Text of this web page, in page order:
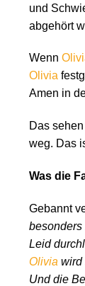
und
abgehört
Wenn
Olivia
Amen in
Das
weg. Das
Was die
Gebannt
besonders
Leid
Olivia wird
Und die